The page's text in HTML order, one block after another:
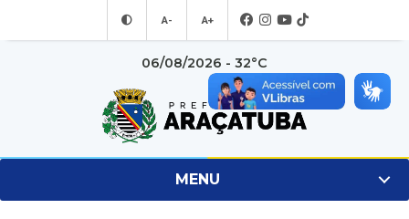
A- A+
06/08/2026 - 32°C
MENU